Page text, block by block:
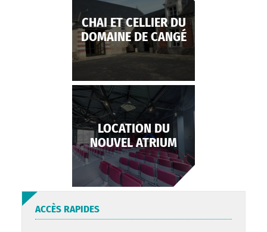
CHAI ET CELLIER DU
DOMAINE DE CANGÉ
LOCATION DU
NOUVEL ATRIUM
ACCÈS RAPIDES